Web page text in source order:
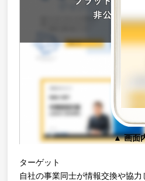
▲ 画面
ターゲット
自社の事業同士が情報交換や協